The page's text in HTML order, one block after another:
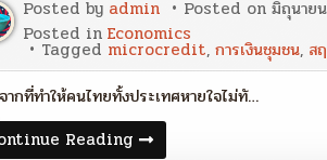
Posted by admin Posted on มิถุนาย
Posted in Economics
Tagged microcredit, การเงินชุมชน, ส
ากที่ทำให้คนไทยทั้งประเทศหายใจไม่ทั…
Reading ทักษะ
ความ